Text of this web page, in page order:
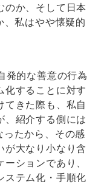
のか、そして日本
私はやや懐疑的
発的な善意の行為
化することに対す
てきた際も、私自
、紹介する側には
たから、その感
が大なり小なり含
ションであり、
ステム化・手順化